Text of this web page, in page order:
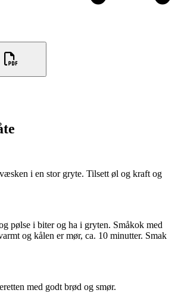
i en stor gryte. Tilsett øl og kraft og
pølse i biter og ha i gryten. Småkok med
og kålen er mør, ca. 10 minutter. Smak
med godt brød og smør.